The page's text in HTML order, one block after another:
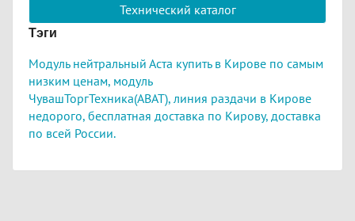
Технический каталог
Тэги
Модуль нейтральный Аста купить в Кирове по самым
низким ценам, модуль
ЧувашТоргТехника(ABAT), линия раздачи в Кирове
недорого, бесплатная доставка по Кирову, доставка
по всей России.